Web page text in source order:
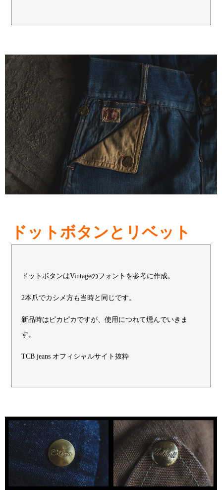
ドットボタンとリベット
ドットボタンはVintageのフォントを参考に作成。
2本爪でカシメ方も当時と同じです。
新品時はピカピカですが、使用につれて燻んでいきま
す。
TCB jeans オフィシャルサイト抜粋